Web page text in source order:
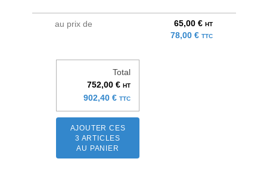
au prix de 65,00 € HT
78,00 € TTC
Total
752,00 € HT
902,40 € TTC
AJOUTER CES
3 ARTICLES
AU PANIER